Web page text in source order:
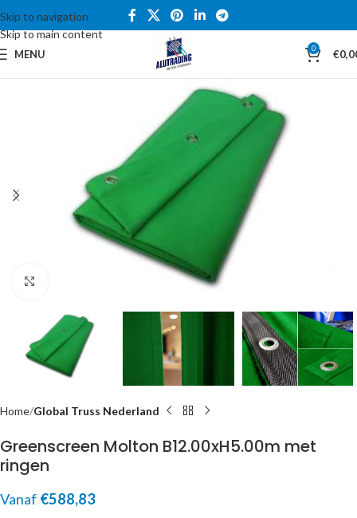
Skip to navigation
Skip to main content
MENU 0 €
Home Global Truss Nederland
Greenscreen Molton B12.00xH5.00m met
ringen
Vanaf €588,83